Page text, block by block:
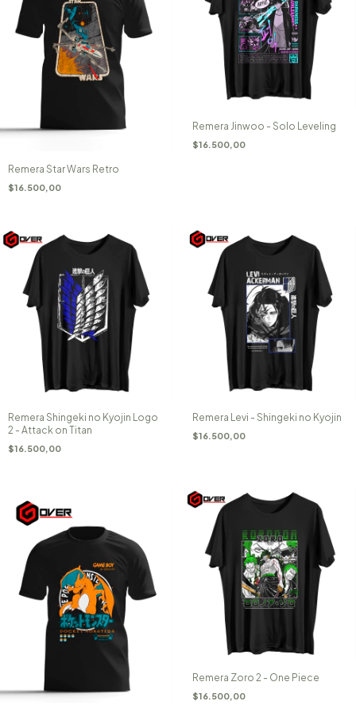
Remera Star Wars Retro
$16.500,00
Remera Jinwoo - Solo Leveling
$16.500,00
Remera Shingeki no Kyojin Logo
2 - Attack on Titan
$16.500,00
Remera Levi - Shingeki no Kyojin
$16.500,00
Remera Zoro 2 - One Piece
$16.500,00